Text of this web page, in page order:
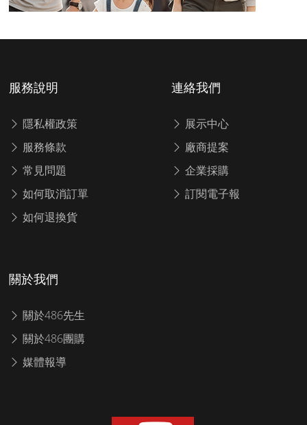
服務說明
隱私權政策
服務條款
常見問題
如何取消訂單
如何退換貨
連絡我們
展示中心
廠商提案
企業採購
訂閱電子報
關於我們
關於486先生
關於486團購
媒體報導